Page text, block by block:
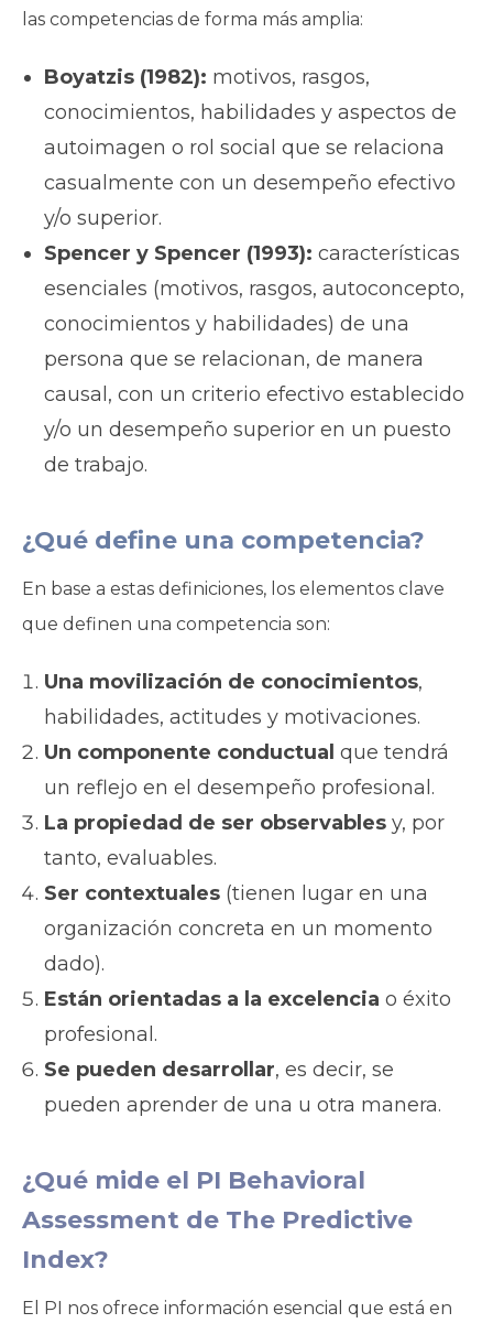
las competencias de forma más amplia:
Boyatzis (1982): motivos, rasgos,
conocimientos, habilidades y aspectos de
autoimagen o rol social que se relaciona
casualmente con un desempeño efectivo
y/o superior.
Spencer y Spencer (1993): características
esenciales (motivos, rasgos, autoconcepto,
conocimientos y habilidades) de una
persona que se relacionan, de manera
causal, con un criterio efectivo establecido
y/o un desempeño superior en un puesto
de trabajo.
¿Qué define una competencia?
En base a estas definiciones, los elementos clave
que definen una competencia son:
Una movilización de conocimientos,
habilidades, actitudes y motivaciones.
Un componente conductual que tendrá
un reflejo en el desempeño profesional.
La propiedad de ser observables y, por
tanto, evaluables.
Ser contextuales (tienen lugar en una
organización concreta en un momento
dado).
Están orientadas a la excelencia o éxito
profesional.
Se pueden desarrollar, es decir, se
pueden aprender de una u otra manera.
¿Qué mide el PI Behavioral
Assessment de The Predictive
Index?
El PI nos ofrece información esencial que está en